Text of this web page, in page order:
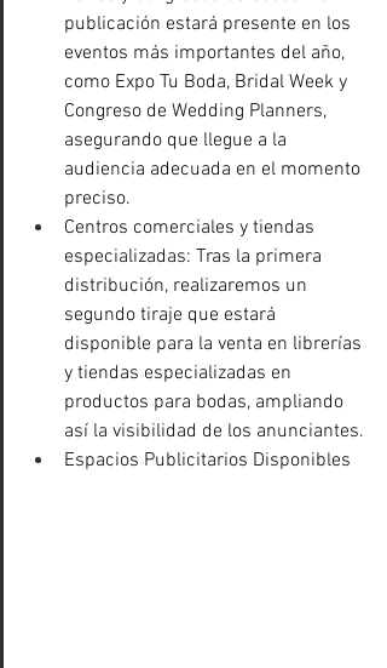
publicación estará presente en los
eventos más importantes del año,
como Expo Tu Boda, Bridal Week y
Congreso de Wedding Planners,
asegurando que llegue a la
audiencia adecuada en el momento
preciso.
Centros comerciales y tiendas
especializadas: Tras la primera
distribución, realizaremos un
segundo tiraje que estará
disponible para la venta en librerías
y tiendas especializadas en
productos para bodas, ampliando
así la visibilidad de los anunciantes.
Espacios Publicitarios Disponibles